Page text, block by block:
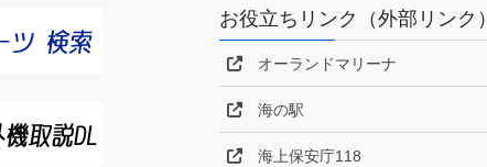
お役立ちリンク（外部リンク）
オーランドマリーナ
海の駅
海上保安庁118